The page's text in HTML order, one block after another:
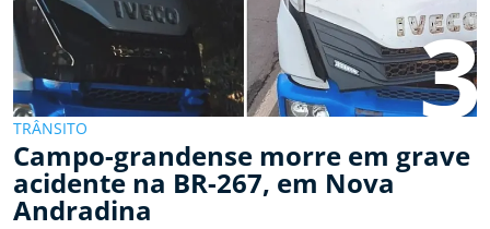
3
TRÂNSITO
Campo-grandense morre em grave
acidente na BR-267, em Nova
Andradina